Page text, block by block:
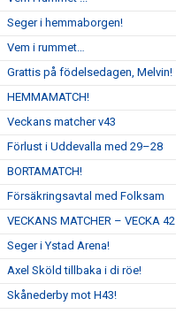
Seger i hemmaborgen!
Vem i rummet…
Grattis på födelsedagen, Melvin!
HEMMAMATCH!
Veckans matcher v43
Förlust i Uddevalla med 29–28
BORTAMATCH!
Försäkringsavtal med Folksam
VECKANS MATCHER – VECKA 42
Seger i Ystad Arena!
Axel Sköld tillbaka i di röe!
Skånederby mot H43!